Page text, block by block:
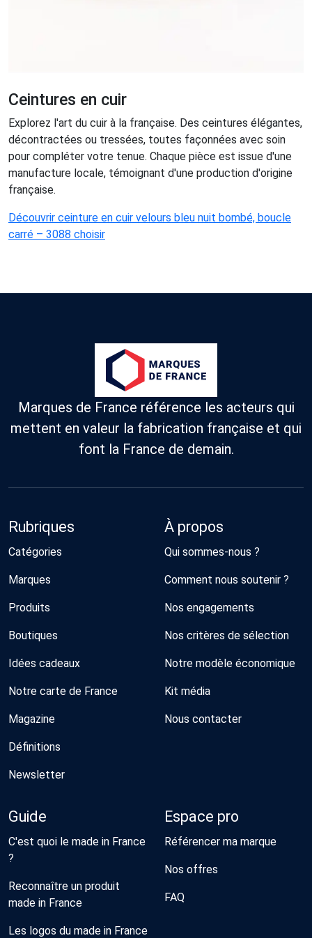
Ceintures en cuir
Explorez l'art du cuir à la française. Des ceintures élégantes,
décontractées ou tressées, toutes façonnées avec soin
pour compléter votre tenue. Chaque pièce est issue d'une
manufacture locale, témoignant d'une production d'origine
française.
Découvrir ceinture en cuir velours bleu nuit bombé, boucle
carré – 3088 choisir
Marques de France référence les acteurs qui
mettent en valeur la fabrication française et qui
font la France de demain.
Rubriques
Catégories
Marques
Produits
Boutiques
Idées cadeaux
Notre carte de France
Magazine
Définitions
Newsletter
À propos
Qui sommes-nous ?
Comment nous soutenir ?
Nos engagements
Nos critères de sélection
Notre modèle économique
Kit média
Nous contacter
Guide
C'est quoi le made in France
?
Reconnaître un produit
made in France
Les logos du made in France
Espace pro
Référencer ma marque
Nos offres
FAQ